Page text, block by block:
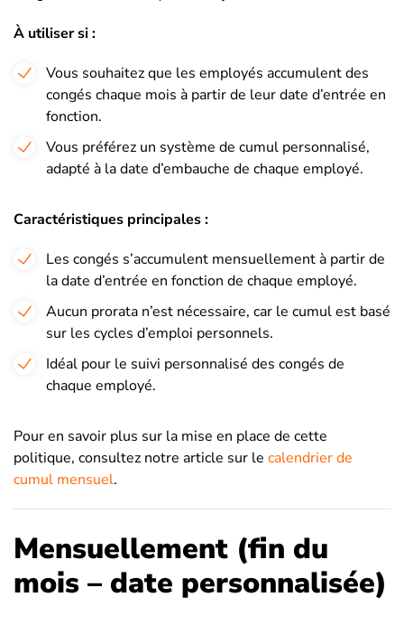
À utiliser si :
Vous souhaitez que les employés accumulent des
congés chaque mois à partir de leur date d’entrée en
fonction.
Vous préférez un système de cumul personnalisé,
adapté à la date d’embauche de chaque employé.
Caractéristiques principales :
Les congés s’accumulent mensuellement à partir de
la date d’entrée en fonction de chaque employé.
Aucun prorata n’est nécessaire, car le cumul est basé
sur les cycles d’emploi personnels.
Idéal pour le suivi personnalisé des congés de
chaque employé.
Pour en savoir plus sur la mise en place de cette
politique, consultez notre article sur le calendrier de
cumul mensuel.
Mensuellement (fin du
mois – date personnalisée)